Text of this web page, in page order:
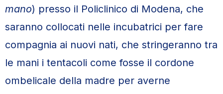
mano) presso il Policlinico di Modena, che
saranno collocati nelle incubatrici per fare
compagnia ai nuovi nati, che stringeranno tra
le mani i tentacoli come fosse il cordone
ombelicale della madre per averne